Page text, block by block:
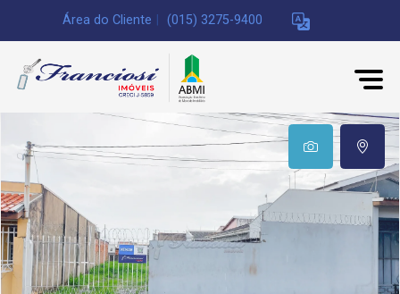
Área do Cliente (015) 3275-9400